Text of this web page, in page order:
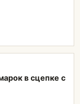
в сцепке с